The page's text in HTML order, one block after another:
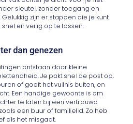
sleutel, zonder toegang en
zijn er stappen die je kunt
en veilig op te lossen.
dan genezen
ontstaan door kleine
Je pakt snel de post op,
of gooit het vuilnis buiten, en
Een handige gewoonte is om
te laten bij een vertrouwd
een buur of familielid. Zo heb
als het misgaat.